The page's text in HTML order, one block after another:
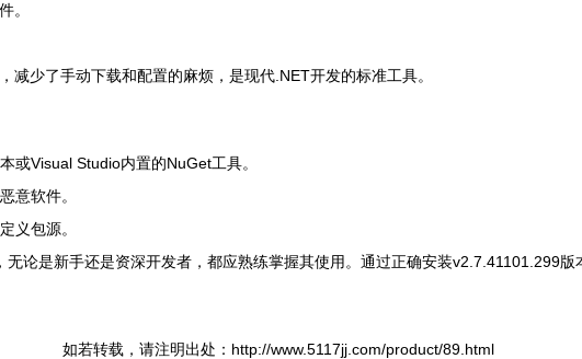
。
少了手动下载和配置的麻烦，是现代.NET开发的标准工具。
或Visual Studio内置的NuGet工具。
意软件。
义包源。
论是新手还是资深开发者，都应熟练掌握其使用。通过正确安装v2.7.41101.299
如若转载，请注明出处：http://www.5117jj.com/product/89.html